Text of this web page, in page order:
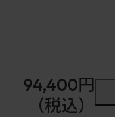
94,400円
（税込）